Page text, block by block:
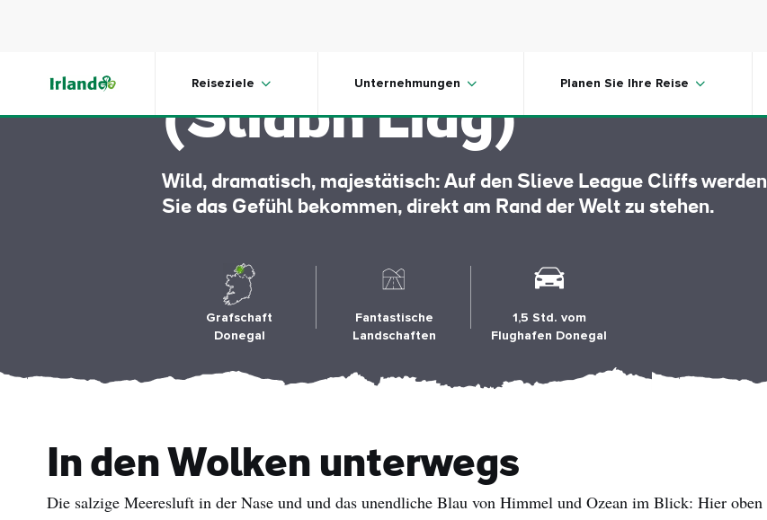
Reiseziele Unternehmungen Planen Sie Ihre Reise
Slieve League Cliffs
(Sliabh Liag)
Wild, dramatisch, majestätisch: Auf den Slieve League Cliffs werden
Sie das Gefühl bekommen, direkt am Rand der Welt zu stehen.
Grafschaft
Donegal
Fantastische
Landschaften
1,5 Std. vom
Flughafen Donegal
In den Wolken unterwegs
Die salzige Meeresluft in der Nase und und das unendliche Blau von Himmel und Ozean im Blick: Hier oben